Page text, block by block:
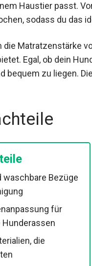
Haustier passt.
sodass du das
Matratzenstärke
Egal, ob dein
bequem zu liegen.
waschbare Bezüge
für
die